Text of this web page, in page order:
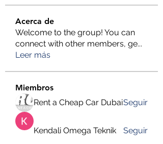
Acerca de
Welcome to the group! You can
connect with other members, ge...
Leer más
Miembros
Rent a Cheap Car DubaiSeguir
Kendali Omega Teknik Seguir